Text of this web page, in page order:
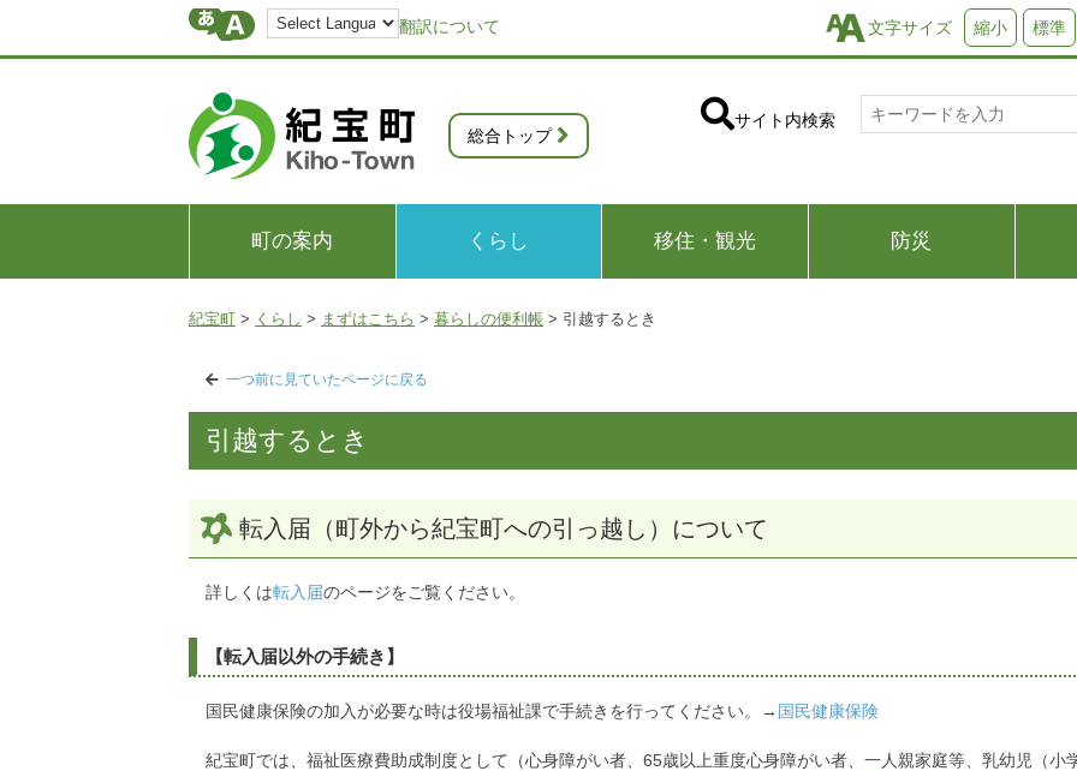
翻訳について 文字サイズ 縮小 標準
総合トップ
サイト内検索
町の案内 くらし 移住・観光 防災
紀宝町 > くらし > まずはこちら > 暮らしの便利帳 > 引越するとき
一つ前に見ていたページに戻る
引越するとき
転入届（町外から紀宝町への引っ越し）について
詳しくは転入届のページをご覧ください。
【転入届以外の手続き】
国民健康保険の加入が必要な時は役場福祉課で手続きを行ってください。→ 国民健康保険
紀宝町では、福祉医療費助成制度として（心身障がい者、65歳以上重度心身障がい者、一人親家庭等、乳幼児（